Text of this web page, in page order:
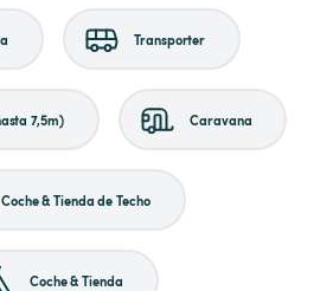
Transporter
7,5m) Caravana
Coche & Tienda de Techo
Coche & Tienda